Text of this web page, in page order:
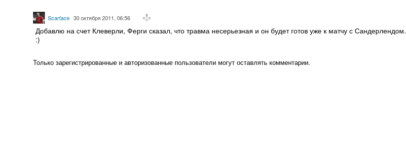
Scarface 30 октября 2011, 06:56
Добавлю на счет Клеверли, Ферги сказал, что травма несерьезная и он будет готов уже к матчу с Сандерлендом.
:)
Только зарегистрированные и авторизованные пользователи могут оставлять комментарии.